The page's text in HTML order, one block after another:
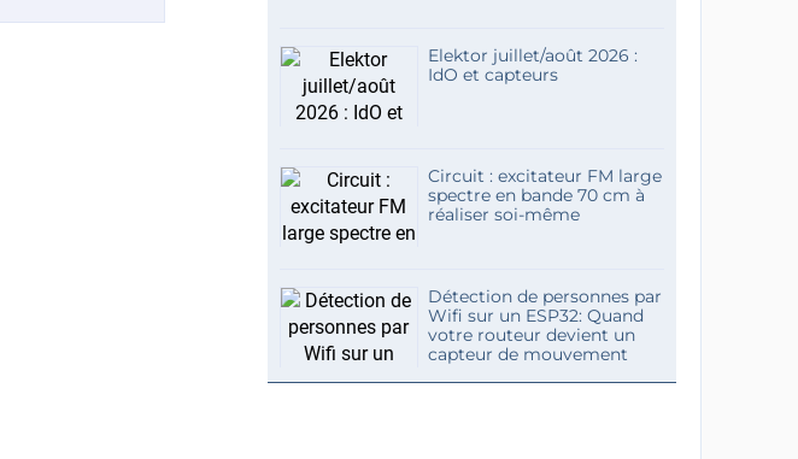
Elektor juillet/août 2026 :
IdO et capteurs
Circuit : excitateur FM large
spectre en bande 70 cm à
réaliser soi-même
Détection de personnes par
Wifi sur un ESP32: Quand
votre routeur devient un
capteur de mouvement